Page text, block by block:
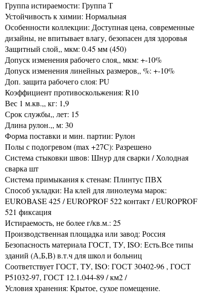
Группа истираемости: Группа Т
Устойчивость к химии: Нормальная
Особенности коллекции: Доступная цена, современные
дизайны, не впитывает влагу, безопасен для здоровья
Защитный слой,, мкм: 0.45 мм (450)
Допуск изменения рабочего слоя,, мкм: +-10%
Допуск изменения линейных размеров,, %: +-10%
Доп. защита рабочего слоя: PU
Коэффициент противоскольжения: R10
Вес 1 м.кв.,, кг: 1,9
Срок службы,, лет: 15
Длина рулон.,, м: 30
Форма поставки и мин. партии: Рулон
Полы с подогревом (max +27C): Разрешено
Система стыковки швов: Шнур для сварки / Холодная
сварка шт
Система примыкания к стенам: Плинтус ПВХ
Способ укладки: На клей для линолеума марок:
EUROBASE 425 / EUROPROF 522 контакт / EUROPROF
521 фиксация
Истираемость, не более г/кв.м.: 25
Производственная площадка или завод: Россия
Безопасность материала ГОСТ, ТУ, ISO: Есть.Все типы
зданий (А,Б,В) в.т.ч для школ и больниц
Соответствует ГОСТ, ТУ, ISO: ГОСТ 30402-96 , ГОСТ
P51032-97, ГОСТ 12.1.044-89 / км2 /
Условия хранения: Крытое, сухое помещение.